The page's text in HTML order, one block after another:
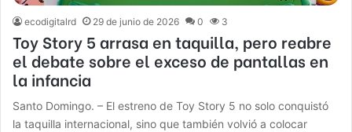
ecodigitalrd 29 de junio de 2026 0 3
Toy Story 5 arrasa en taquilla, pero reabre
el debate sobre el exceso de pantallas en
la infancia
Santo Domingo. – El estreno de Toy Story 5 no solo conquistó
la taquilla internacional, sino que también volvió a colocar